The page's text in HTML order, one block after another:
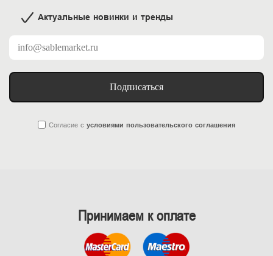
Актуальные новинки и тренды
Подписаться
Согласие с условиями пользовательского соглашения
Принимаем к оплате